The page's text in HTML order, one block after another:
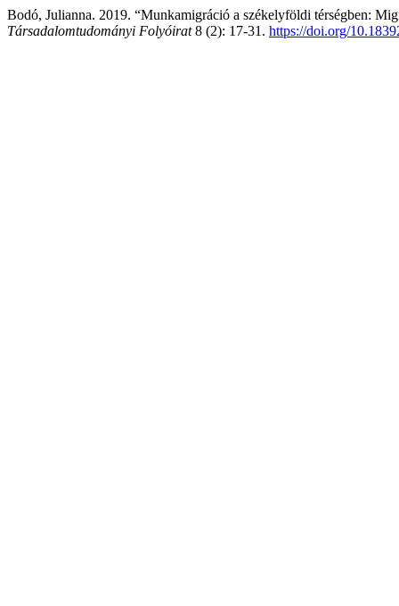
Bodó, Julianna. 2019. “Munkamigráció a székelyföldi térségben:
Társadalomtudományi Folyóirat8 (2): 17-31. https://doi.org/